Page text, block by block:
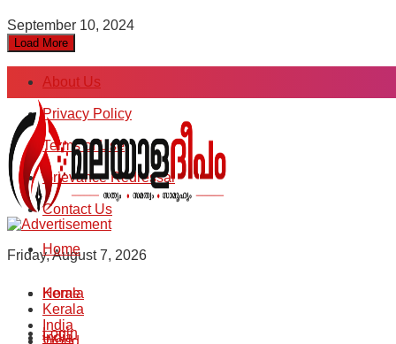
September 10, 2024
Load More
About Us
Privacy Policy
Terms of Use
Grievance Redressal
Contact Us
Friday, August 7, 2026
Login
Home
Kerala
India
Home
Kerala
India
World